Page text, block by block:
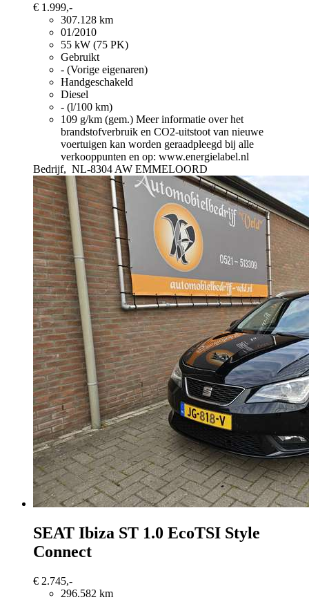
€ 1.999,-
307.128 km
01/2010
55 kW (75 PK)
Gebruikt
- (Vorige eigenaren)
Handgeschakeld
Diesel
- (l/100 km)
109 g/km (gem.) Meer informatie over het
brandstofverbruik en CO2-uitstoot van nieuwe
voertuigen kan worden geraadpleegd bij alle
verkooppunten en op: www.energielabel.nl
Bedrijf, NL-8304 AW EMMELOORD
SEAT Ibiza ST 1.0 EcoTSI Style
Connect
€ 2.745,-
296.582 km